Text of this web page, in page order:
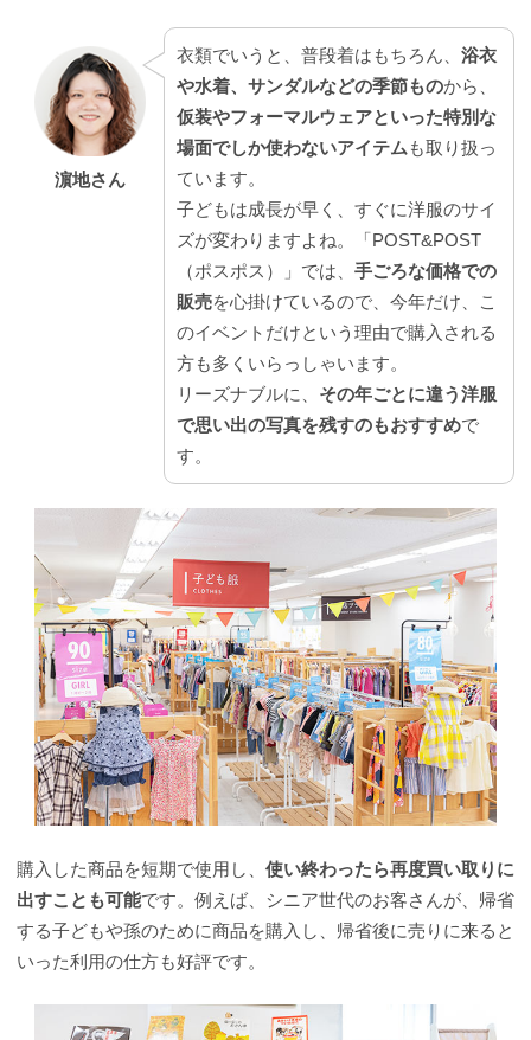
濵地さん
衣類でいうと、普段着はもちろん、 浴衣
や水着、サンダルなどの季節ものから、
仮装やフォーマルウェアといった特別な
場面でしか使わないアイテム も取り扱っ
ています。
子どもは成長が早く、すぐに洋服のサイ
ズが変わりますよね。「POST&POST
（ポスポス）」では、 手ごろな価格での
販売を心掛けているので、今年だけ、こ
のイベントだけという理由で購入される
方も多くいらっしゃいます。
リーズナブルに、 その年ごとに違う洋服
で思い出の写真を残すのもおすすめで
す。
購入した商品を短期で使用し、 使い終わったら再度買い取りに
出すことも可能です。例えば、シニア世代のお客さんが、帰省
する子どもや孫のために商品を購入し、帰省後に売りに来ると
いった利用の仕方も好評です。